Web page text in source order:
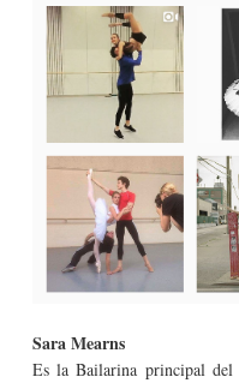
Sara Mearns
Es la Bailarina principal